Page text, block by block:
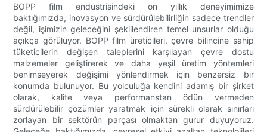
BOPP film endüstrisindeki on yıllık deneyimimize
baktığımızda, inovasyon ve sürdürülebilirliğin sadece trendler
değil, işimizin geleceğini şekillendiren temel unsurlar olduğu
açıkça görülüyor. BOPP film üreticileri, çevre bilincine sahip
tüketicilerin değişen taleplerini karşılayan çevre dostu
malzemeler geliştirerek ve daha yeşil üretim yöntemleri
benimseyerek değişimi yönlendirmek için benzersiz bir
konumda bulunuyor. Bu yolculuğa kendini adamış bir şirket
olarak, kalite veya performanstan ödün vermeden
sürdürülebilir çözümler yaratmak için sürekli olarak sınırları
zorlayan bir sektörün parçası olmaktan gurur duyuyoruz.